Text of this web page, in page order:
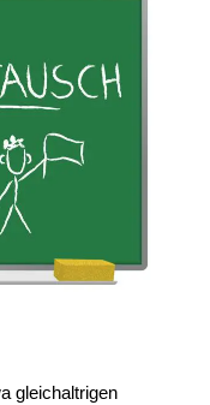
gleichaltrigen